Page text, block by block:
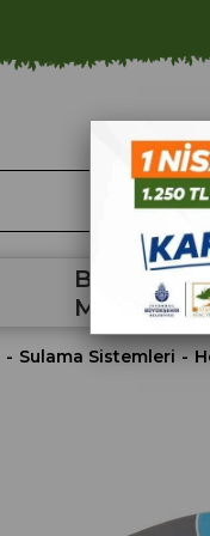
ARA
Bahçe
Sulama Sistemleri